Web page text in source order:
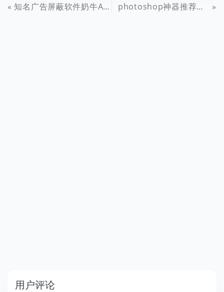
知名广告屏蔽软件奶牛Ad Muncher免费啦！最新 4.94.34121 汉化版免费下载 photoshop神器推荐：PS磨皮优化滤镜Portraiture2免费下载（附详细教程）
用户评论